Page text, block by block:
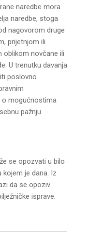
naredbe mora
naredbe, stoga
nagovorom druge
prijetnjom ili
oblikom novčane ili
U trenutku davanja
poslovno
o mogućnostima
pažnju
se opozvati u bilo
kojem je dana. Iz
da se opoziv
isprave.